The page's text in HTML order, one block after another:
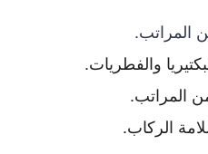
المراتب.
والفطريات.
المراتب.
الركاب.